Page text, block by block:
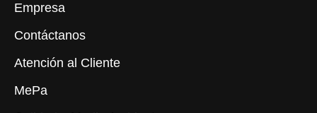
Empresa
Contáctanos
Atención al Cliente
MePa